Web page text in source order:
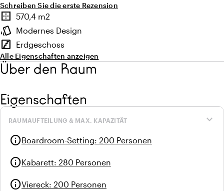
Schreiben Sie die erste Rezension
Highlights
border_outer
Fläche
570,4 m2
style
Ambiente
Modernes Design
stairs
Stockwerk
Erdgeschoss
Alle Eigenschaften anzeigen
Über den Raum
Eigenschaften
expand_more
RAUMAUFTEILUNG & MAX. KAPAZITÄT
infoBoardroom-Setting: 200 Personen
infoKabarett: 280 Personen
infoViereck: 200 Personen